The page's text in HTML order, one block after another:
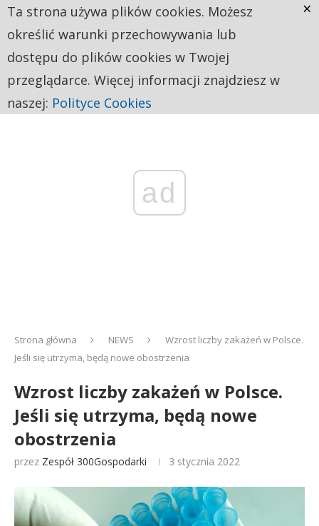
ad
Strona główna NEWS
Wzrost liczby zakażeń w Polsce.
Jeśli się utrzyma, będą nowe obostrzenia
Wzrost liczby zakażeń w Polsce.
Jeśli się utrzyma, będą nowe
obostrzenia
przez Zespół 300Gospodarki 3 stycznia 2022
Ta strona używa plików cookies. Możesz
określić warunki przechowywania lub
dostępu do plików cookies w Twojej
przeglądarce. Więcej informacji znajdziesz w
naszej: Polityce Cookies
×